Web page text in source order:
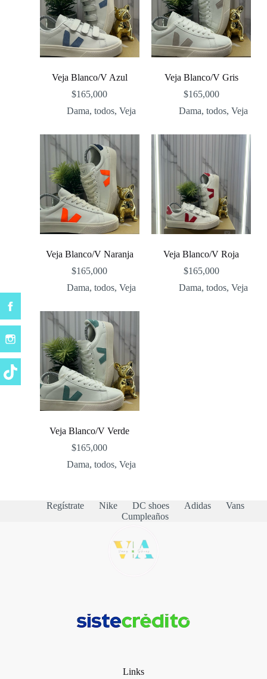
Veja Blanco/V Azul
$165,000
Dama,todos,Veja
Veja Blanco/V Gris
$165,000
Dama, todos, Veja
Veja Blanco/V Naranja
$165,000
Dama,todos,Veja
Veja Blanco/V Roja
$165,000
Dama, todos, Veja
Veja Blanco/V Verde
$165,000
Dama,todos,Veja
Regístrate Nike DC shoes Adidas
Vans
Cumpleaños
Links